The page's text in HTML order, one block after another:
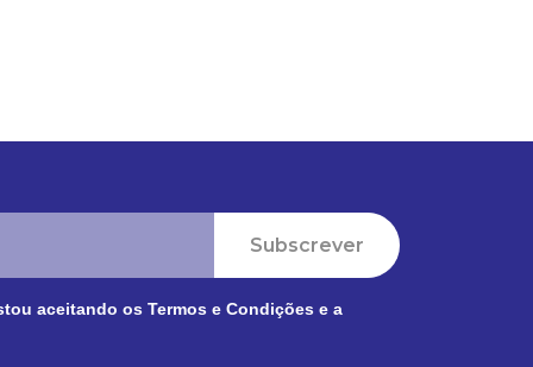
Subscrever
aceitando os Termos e Condições e a